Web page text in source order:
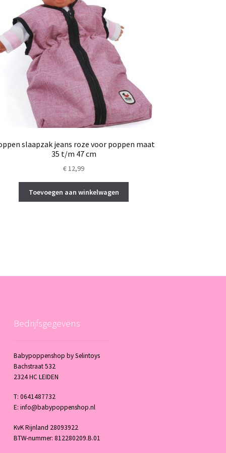
slaapzak jeans roze voor poppen maat
35 t/m 47 cm
€12,99
Toevoegen aan winkelwagen
Bedrijfsgegevens
Babypoppenshop by Selintoys
Bachstraat 532
2324 HC LEIDEN
T: 0641487732
E: info@babypoppenshop.nl
KvK Rijnland 28093922
BTW-nummer: 812280209.B.01